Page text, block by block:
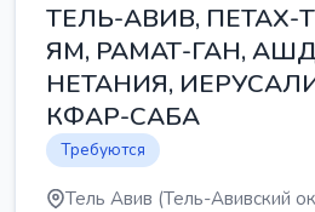
ТЕЛЬ-АВИВ, ПЕТАХ-
ЯМ, РАМАТ-ГАН,
НЕТАНИЯ,
КФАР-САБА
Требуются
Тель Авив (Тель-Авивский